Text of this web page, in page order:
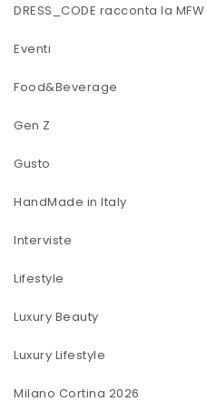
DRESS_CODE racconta la MFW
Eventi
Food&Beverage
Gen Z
Gusto
HandMade in Italy
Interviste
Lifestyle
Luxury Beauty
Luxury Lifestyle
Milano Cortina 2026